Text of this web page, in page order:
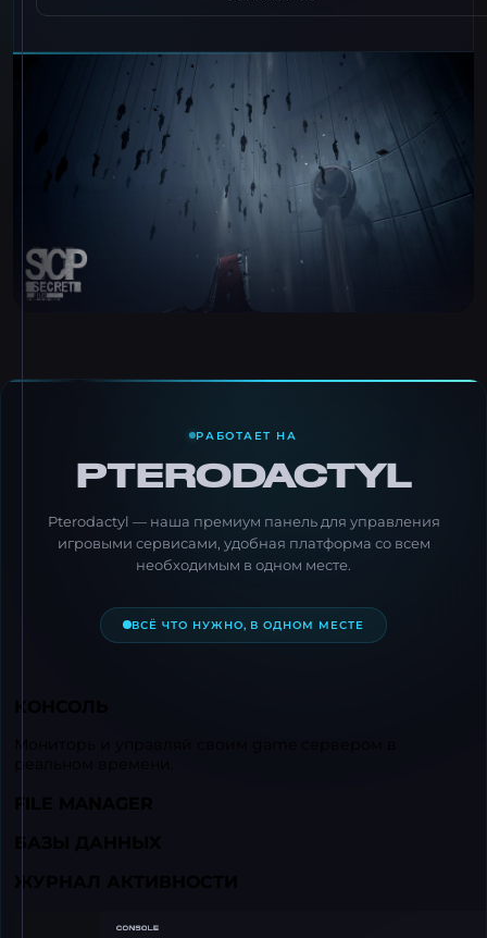
РАБОТАЕТ НА
PTERODACTYL
Pterodactyl — наша премиум панель для управления
игровыми сервисами, удобная платформа со всем
необходимым в одном месте.
ВСЁ ЧТО НУЖНО, В ОДНОМ МЕСТЕ